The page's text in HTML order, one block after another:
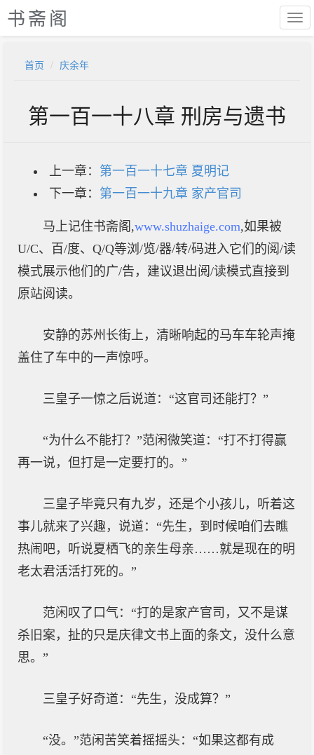
书斋阁
首页 庆余年
第一百一十八章 刑房与遗书
上一章： 第一百一十七章 夏明记
下一章： 第一百一十九章 家产官司
马上记住书斋阁,www.shuzhaige.com,如果被
U/C、百/度、Q/Q等浏/览/器/转/码进入它们的阅/读
模式展示他们的广/告，建议退出阅/读模式直接到
原站阅读。
安静的苏州长街上，清晰响起的马车车轮声掩
盖住了车中的一声惊呼。
三皇子一惊之后说道：“这官司还能打？”
“为什么不能打？”范闲微笑道：“打不打得赢
再一说，但打是一定要打的。”
三皇子毕竟只有九岁，还是个小孩儿，听着这
事儿就来了兴趣，说道：“先生，到时候咱们去瞧
热闹吧，听说夏栖飞的亲生母亲……就是现在的明
老太君活活打死的。”
范闲叹了口气：“打的是家产官司，又不是谋
杀旧案，扯的只是庆律文书上面的条文，没什么意
思。”
三皇子好奇道：“先生，没成算？”
“没。”范闲苦笑着摇摇头：“如果这都有成